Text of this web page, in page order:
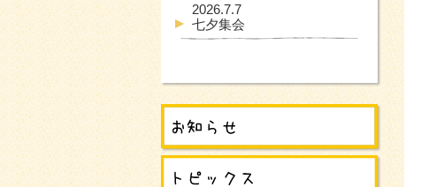
2026.7.7
七夕集会